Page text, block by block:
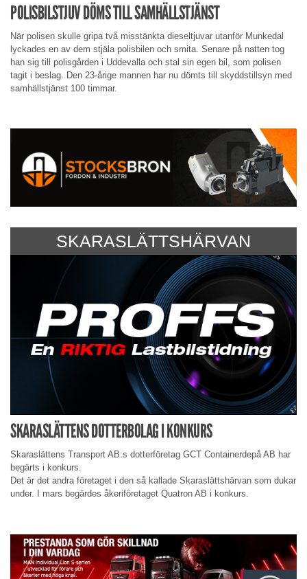
POLISBILSTJUV DÖMS TILL SAMHÄLLSTJÄNST
När polisen skulle gripa två misstänkta dieseltjuvar utanför Munkedal
lyckades en av dem stjäla polisbilen och smita. Senare på natten tog
han sig till polisgården i Uddevalla och stal sin egen bil, som polisen
tagit i beslag. Den 23-årige mannen har nu dömts till skyddstillsyn med
samhällstjänst 100 timmar.
SKARASLÄTTSHÄRVAN
SKARASLÄTTENS DOTTERBOLAG I KONKURS
Skaraslättens Transport AB:s dotterföretag GCT Containerdepå AB har
begärts i konkurs.
Det är det andra företaget i den så kallade Skaraslättshärvan som dukar
under. I mars begärdes åkeriföretaget Quatron AB i konkurs.